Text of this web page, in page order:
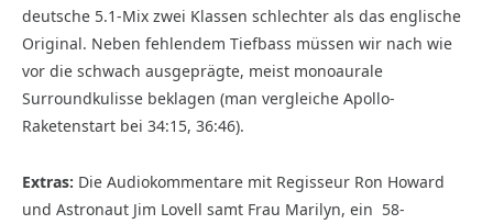
deutsche 5.1-Mix zwei Klassen schlechter als das englische
Original. Neben fehlendem Tiefbass müssen wir nach wie
vor die schwach ausgeprägte, meist monoaurale
Surroundkulisse beklagen (man vergleiche Apollo-
Raketenstart bei 34:15, 36:46).
Extras: Die Audiokommentare mit Regisseur Ron Howard
und Astronaut Jim Lovell samt Frau Marilyn, ein 58-